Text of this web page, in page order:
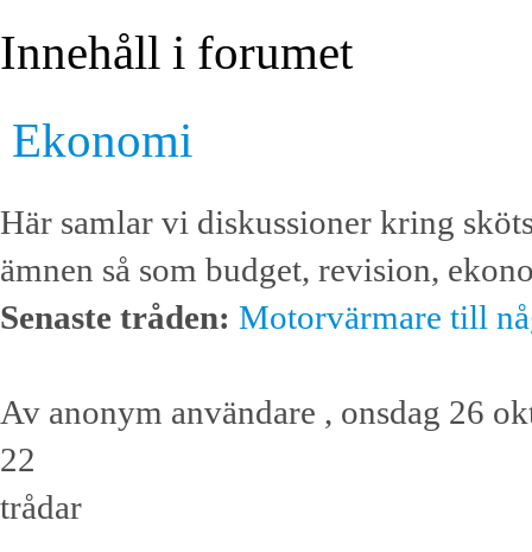
Innehåll i forumet
Ekonomi
Här samlar vi diskussioner kring
ämnen så som budget, revision,
Senaste tråden: Motorvärmare till
Av anonym användare , onsdag 26
22
trådar